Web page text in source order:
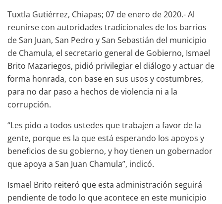
Tuxtla Gutiérrez, Chiapas; 07 de enero de 2020.- Al
reunirse con autoridades tradicionales de los barrios
de San Juan, San Pedro y San Sebastián del municipio
de Chamula, el secretario general de Gobierno, Ismael
Brito Mazariegos, pidió privilegiar el diálogo y actuar de
forma honrada, con base en sus usos y costumbres,
para no dar paso a hechos de violencia ni a la
corrupción.
“Les pido a todos ustedes que trabajen a favor de la
gente, porque es la que está esperando los apoyos y
beneficios de su gobierno, y hoy tienen un gobernador
que apoya a San Juan Chamula”, indicó.
Ismael Brito reiteró que esta administración seguirá
pendiente de todo lo que acontece en este municipio